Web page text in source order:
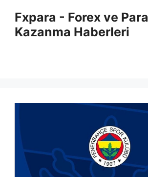
Fxpara - Forex ve Para
Kazanma Haberleri